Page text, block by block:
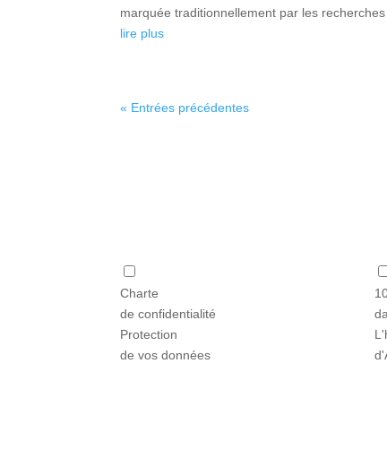
marquée traditionnellement par les
lire plus
« Entrées précédentes
Charte
de confidentialité
Protection
de vos données